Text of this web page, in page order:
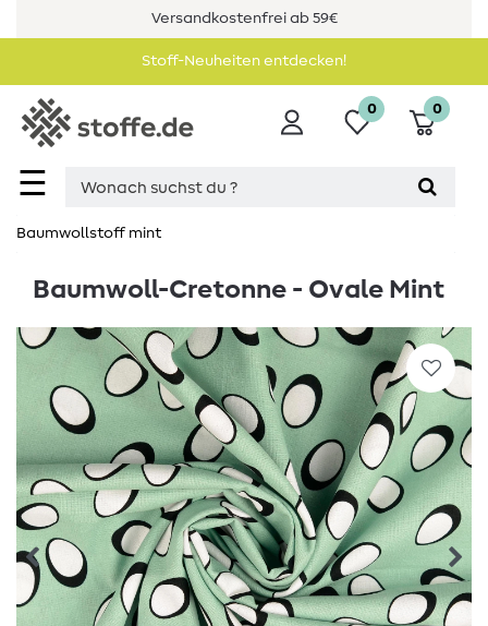
Versandkostenfrei ab 59€
Stoff-Neuheiten entdecken!
☰
0 0
Baumwollstoff mint
Baumwoll-Cretonne - Ovale Mint